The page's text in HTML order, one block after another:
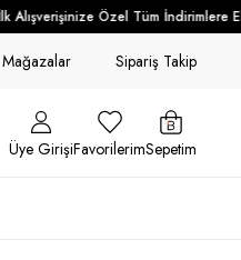
Özel Tüm İndirimlere Ek
Mağazalar Sipariş Takip
Üye GirişiFavorilerimSepetim